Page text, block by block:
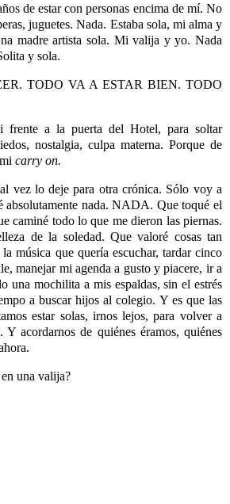
de estar con personas encima de mí. No
juguetes. Nada. Estaba sola, mi alma y
madre artista sola. Mi valija y yo. Nada
y sola.
TODO VA A ESTAR BIEN. TODO
frente a la puerta del Hotel, para soltar
nostalgia, culpa materna. Porque de
carry on.
vez lo deje para otra crónica. Sólo voy a
absolutamente nada. NADA. Que toqué el
caminé todo lo que me dieron las piernas.
de la soledad. Que valoré cosas tan
música que quería escuchar, tardar cinco
manejar mi agenda a gusto y piacere, ir a
una mochilita a mis espaldas, sin el estrés
a buscar hijos al colegio. Y es que las
estar solas, irnos lejos, para volver a
Y acordarnos de quiénes éramos, quiénes
una valija?